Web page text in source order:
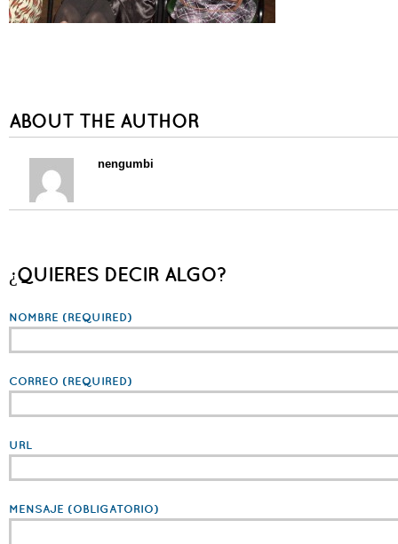
ABOUT THE AUTHOR
nengumbi
¿QUIERES DECIR ALGO?
NOMBRE (REQUIRED)
CORREO (REQUIRED)
URL
MENSAJE (OBLIGATORIO)